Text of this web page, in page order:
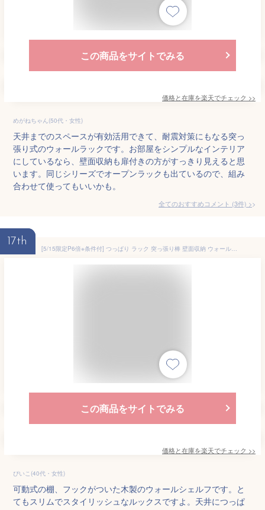
この商品をサイトでみる
価格と在庫を楽天でチェック >>
めがねちゃん(50代・女性)
天井までのスペースが有効活用できて、耐震対策にもなる突っ
張り式のウォールラックです。お部屋をシンプルなインテリア
にしているなら、壁面収納も扉付きの方がすっきり見えると思
います。同じシリーズでオープンラックも出ているので、組み
合わせて使ってもいいかも。
全てのおすすめコメント (3件) >
17th
[5/15限定P6倍※条件付] つっぱり ラック 突っ張り棒 壁面収納 ウォールシェルフ 壁面 薄型 つっぱり式ラダーラック リビング キッチン 玄関 収納棚 木製 おしゃれ 北欧 ディスプレイラック 60幅 WALF ウォルフ ホワイト ナチュラル ブラウン 新生活
この商品をサイトでみる
価格と在庫を楽天でチェック >>
ぴいこ(40代・女性)
可動式の棚、フックがついた木製のウォールシェルフです。と
てもスリムでスタイリッシュなルックスですよ。天井につっぱ